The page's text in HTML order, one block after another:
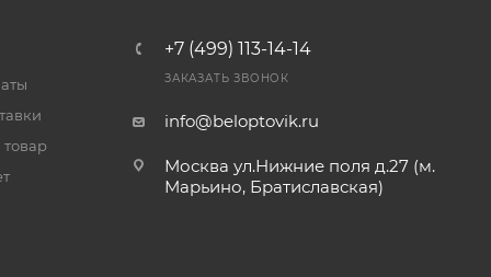
+7 (499) 113-14-14
ЗАКАЗАТЬ ЗВОНОК
info@beloptovik.ru
Москва ул.Нижние поля д.27 (м.
Марьино, Братиславская)